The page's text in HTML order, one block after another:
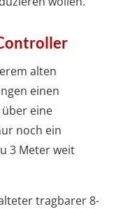
alten
einen
eine
noch ein
3 Meter weit
tragbarer 8-